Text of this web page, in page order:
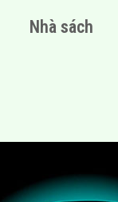
Nhà sách